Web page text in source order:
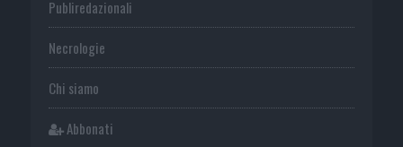
Publiredazionali
Necrologie
Chi siamo
Abbonati